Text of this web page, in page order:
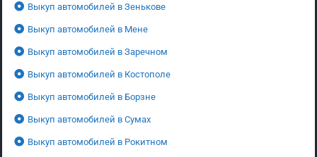
Выкуп автомобилей в Зенькове
Выкуп автомобилей в Мене
Выкуп автомобилей в Заречном
Выкуп автомобилей в Костополе
Выкуп автомобилей в Борзне
Выкуп автомобилей в Сумах
Выкуп автомобилей в Рокитном